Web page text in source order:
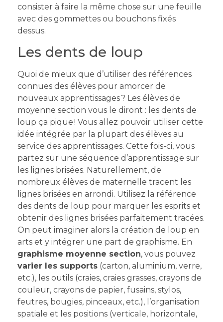
consister à faire la même chose sur une feuille
avec des gommettes ou bouchons fixés
dessus.
Les dents de loup
Quoi de mieux que d’utiliser des références
connues des élèves pour amorcer de
nouveaux apprentissages ? Les élèves de
moyenne section vous le diront : les dents de
loup ça pique ! Vous allez pouvoir utiliser cette
idée intégrée par la plupart des élèves au
service des apprentissages. Cette fois-ci, vous
partez sur une séquence d’apprentissage sur
les lignes brisées. Naturellement, de
nombreux élèves de maternelle tracent les
lignes brisées en arrondi. Utilisez la référence
des dents de loup pour marquer les esprits et
obtenir des lignes brisées parfaitement tracées.
On peut imaginer alors la création de loup en
arts et y intégrer une part de graphisme. En
graphisme moyenne section, vous pouvez
varier les supports (carton, aluminium, verre,
etc.), les outils (craies, craies grasses, crayons de
couleur, crayons de papier, fusains, stylos,
feutres, bougies, pinceaux, etc.), l’organisation
spatiale et les positions (verticale, horizontale,